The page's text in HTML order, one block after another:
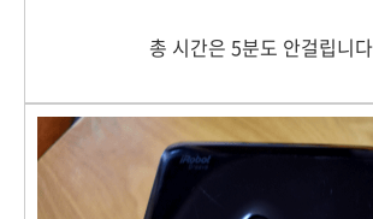
총 시간은 5분도 안걸립니